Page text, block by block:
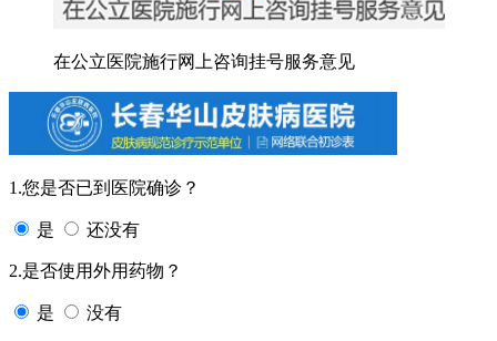
在公立医院施行网上咨询挂号服务意见
1.您是否已到医院确诊？
是 还没有
2.是否使用外用药物？
是 没有